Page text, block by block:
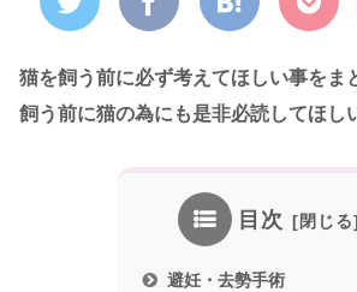
猫を飼う前に必ず考えてほしい事をま
飼う前に猫の為にも是非必読してほし
目次
避妊・去勢手術